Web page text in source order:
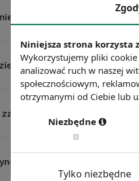
w Wielkiej Brytanii
się po pokoleniu Y?
agentów
pracy. Czy sytuacja w
Niniejsza strona korzysta
Wykorzystujemy pliki
analizować ruch w naszej
społecznościowym,
otrzymanymi od Ciebie lub
Niezbędne
Tylko niezbędne